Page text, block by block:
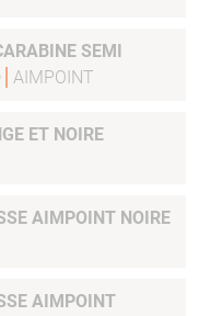
SEMI
AIMPOINT
ET NOIRE
AIMPOINT NOIRE
AIMPOINT